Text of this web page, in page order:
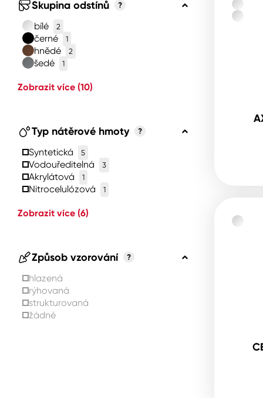
Skupina odstínů ?
bílé 2
černé 1
hnědé 2
šedé 1
Zobrazit více (10)
Typ nátěrové hmoty ?
Syntetická 5
Vodouředitelná 3
Akrylátová 1
Nitrocelulózová 1
Zobrazit více (6)
Způsob vzorování ?
hlazená
rýhovaná
strukturovaná
žádné